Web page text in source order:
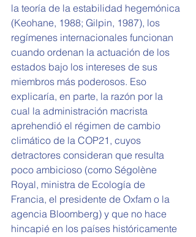
la teoría de la estabilidad hegemónica
(Keohane, 1988; Gilpin, 1987), los
regímenes internacionales funcionan
cuando ordenan la actuación de los
estados bajo los intereses de sus
miembros más poderosos. Eso
explicaría, en parte, la razón por la
cual la administración macrista
aprehendió el régimen de cambio
climático de la COP21, cuyos
detractores consideran que resulta
poco ambicioso (como Ségolène
Royal, ministra de Ecología de
Francia, el presidente de Oxfam o la
agencia Bloomberg) y que no hace
hincapié en los países históricamente